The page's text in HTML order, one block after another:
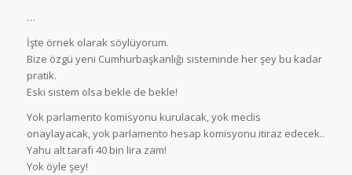
…
İşte örnek olarak söylüyorum.
Bize özgü yeni Cumhurbaşkanlığı sisteminde her şey bu kadar
pratik.
Eski sistem olsa bekle de bekle!
Yok parlamento komisyonu kurulacak, yok meclis
onaylayacak, yok parlamento hesap komisyonu itiraz edecek..
Yahu alt tarafı 40 bin lira zam!
Yok öyle şey!